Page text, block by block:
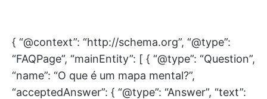
{ “@context”: “http://schema.org”, “@type”:
“FAQPage”, “mainEntity”: [ { “@type”: “Question”,
“name”: “O que é um mapa mental?”,
“acceptedAnswer”: { “@type”: “Answer”, “text”: